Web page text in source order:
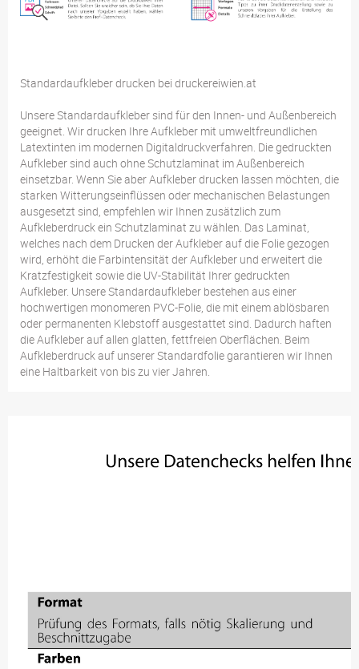
Standardaufkleber drucken bei druckereiwien.at
Unsere Standardaufkleber sind für den Innen- und Außenbereich
geeignet. Wir drucken Ihre Aufkleber mit umweltfreundlichen
Latextinten im modernen Digitaldruckverfahren. Die gedruckten
Aufkleber sind auch ohne Schutzlaminat im Außenbereich
einsetzbar. Wenn Sie aber Aufkleber drucken lassen möchten, die
starken Witterungseinflüssen oder mechanischen Belastungen
ausgesetzt sind, empfehlen wir Ihnen zusätzlich zum
Aufkleberdruck ein Schutzlaminat zu wählen. Das Laminat,
welches nach dem Drucken der Aufkleber auf die Folie gezogen
wird, erhöht die Farbintensität der Aufkleber und erweitert die
Kratzfestigkeit sowie die UV-Stabilität Ihrer gedruckten
Aufkleber. Unsere Standardaufkleber bestehen aus einer
hochwertigen monomeren PVC-Folie, die mit einem ablösbaren
oder permanenten Klebstoff ausgestattet sind. Dadurch haften
die Aufkleber auf allen glatten, fettfreien Oberflächen. Beim
Aufkleberdruck auf unserer Standardfolie garantieren wir Ihnen
eine Haltbarkeit von bis zu vier Jahren.